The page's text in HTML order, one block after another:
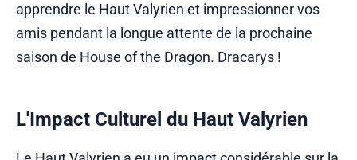
apprendre le Haut Valyrien et impressionner vos
amis pendant la longue attente de la prochaine
saison de House of the Dragon. Dracarys !
L'Impact Culturel du Haut Valyrien